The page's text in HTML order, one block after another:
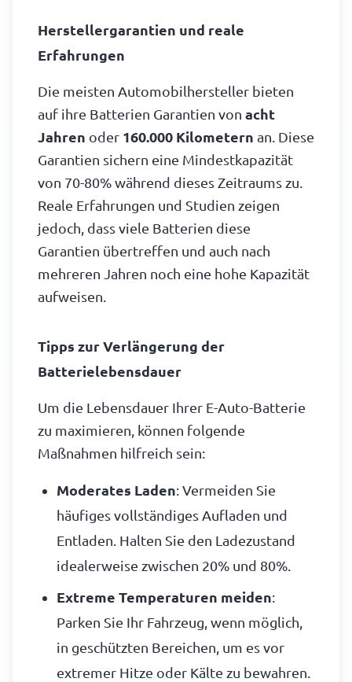
Herstellergarantien und reale
Erfahrungen
Die meisten Automobilhersteller bieten
auf ihre Batterien Garantien von acht
Jahren oder 160.000 Kilometern an. Diese
Garantien sichern eine Mindestkapazität
von 70-80% während dieses Zeitraums zu.
Reale Erfahrungen und Studien zeigen
jedoch, dass viele Batterien diese
Garantien übertreffen und auch nach
mehreren Jahren noch eine hohe Kapazität
aufweisen.
Tipps zur Verlängerung der
Batterielebensdauer
Um die Lebensdauer Ihrer E-Auto-Batterie
zu maximieren, können folgende
Maßnahmen hilfreich sein:
Moderates Laden: Vermeiden Sie
häufiges vollständiges Aufladen und
Entladen. Halten Sie den Ladezustand
idealerweise zwischen 20% und 80%.
Extreme Temperaturen meiden:
Parken Sie Ihr Fahrzeug, wenn möglich,
in geschützten Bereichen, um es vor
extremer Hitze oder Kälte zu bewahren.